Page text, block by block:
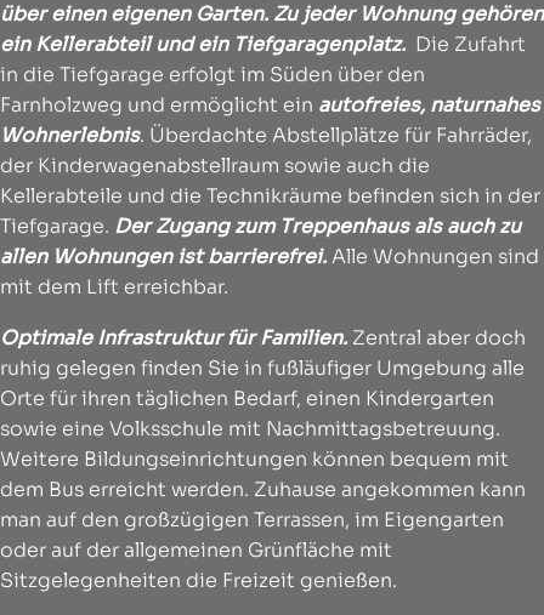
über einen eigenen Garten. Zu jeder Wohnung gehören
ein Kellerabteil und ein Tiefgaragenplatz. Die Zufahrt
in die Tiefgarage erfolgt im Süden über den
Farnholzweg und ermöglicht ein autofreies, naturnahes
Wohnerlebnis. Überdachte Abstellplätze für Fahrräder,
der Kinderwagenabstellraum sowie auch die
Kellerabteile und die Technikräume befinden sich in der
Tiefgarage. Der Zugang zum Treppenhaus als auch zu
allen Wohnungen ist barrierefrei.Alle Wohnungen sind
mit dem Lift erreichbar.
Optimale Infrastruktur für Familien. Zentral aber doch
ruhig gelegen finden Sie in fußläufiger Umgebung alle
Orte für ihren täglichen Bedarf, einen Kindergarten
sowie eine Volksschule mit Nachmittagsbetreuung.
Weitere Bildungseinrichtungen können bequem mit
dem Bus erreicht werden. Zuhause angekommen kann
man auf den großzügigen Terrassen, im Eigengarten
oder auf der allgemeinen Grünfläche mit
Sitzgelegenheiten die Freizeit genießen.